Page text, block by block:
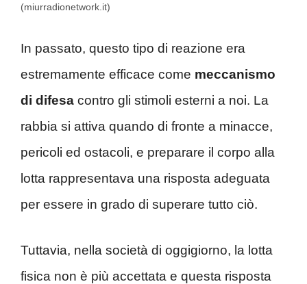
(miurradionetwork.it)
In passato, questo tipo di reazione era
estremamente efficace come meccanismo
di difesa contro gli stimoli esterni a noi. La
rabbia si attiva quando di fronte a minacce,
pericoli ed ostacoli, e preparare il corpo alla
lotta rappresentava una risposta adeguata
per essere in grado di superare tutto ciò.
Tuttavia, nella società di oggigiorno, la lotta
fisica non è più accettata e questa risposta